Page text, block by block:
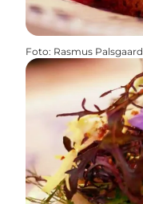
Foto: Rasmus Palsgaard